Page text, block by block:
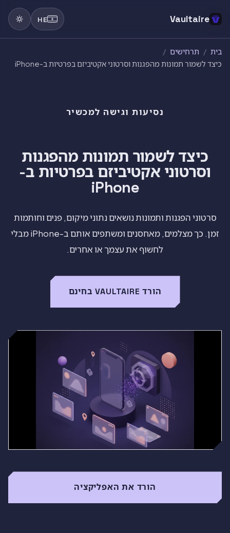
Vaultaire
HE
בית / תרחישים /
כיצד לשמור תמונות מהפגנות וסרטוני אקטיביזם בפרטיות ב-iPhone
נסיעות וגישה למכשיר
כיצד לשמור תמונות מהפגנות
וסרטוני אקטיביזם בפרטיות ב-
iPhone
סרטוני הפגנות ותמונות נושאים נתוני מיקום, פנים וחותמות
זמן. כך מצלמים, מאחסנים ומשתפים אותם ב-iPhone מבלי
לחשוף את עצמך או אחרים.
הורד VAULTAIRE בחינם
הורד את האפליקציה